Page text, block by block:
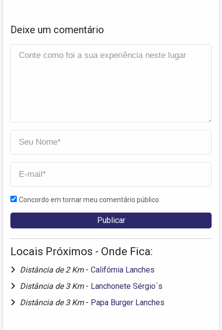
Deixe um comentário
Concordo em tornar meu comentário público
Locais Próximos - Onde Fica:
Distância de 2 Km - Califórnia Lanches
Distância de 3 Km - Lanchonete Sérgio´s
Distância de 3 Km - Papa Burger Lanches